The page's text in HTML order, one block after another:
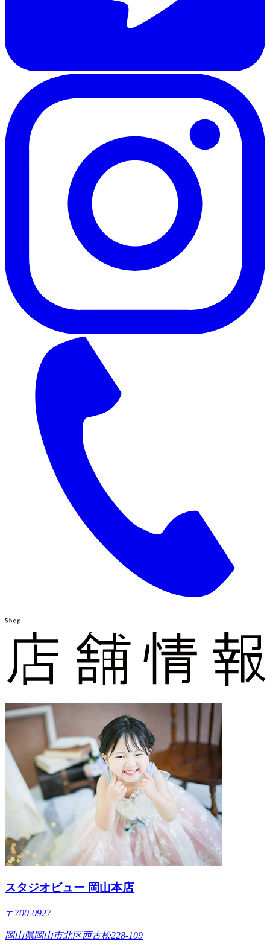
スタジオビュー 岡山本店
〒700-0927
岡山県岡山市北区西古松228-109